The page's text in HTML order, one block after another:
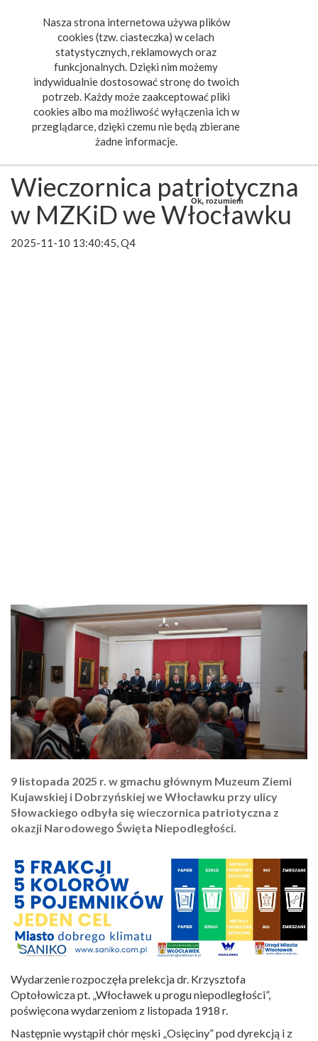
Nasza strona internetowa używa plików
cookies (tzw. ciasteczka) w celach
statystycznych, reklamowych oraz
funkcjonalnych. Dzięki nim możemy
indywidualnie dostosować stronę do twoich
potrzeb. Każdy może zaakceptować pliki
cookies albo ma możliwość wyłączenia ich w
przeglądarce, dzięki czemu nie będą zbierane
żadne informacje.
Ok, rozumiem
Wieczornica patriotyczna
w MZKiD we Włocławku
2025-11-10 13:40:45, Q4
9 listopada 2025 r. w gmachu głównym Muzeum Ziemi
Kujawskiej i Dobrzyńskiej we Włocławku przy ulicy
Słowackiego odbyła się wieczornica patriotyczna z
okazji Narodowego Święta Niepodległości.
Wydarzenie rozpoczęła prelekcja dr. Krzysztofa
Optołowicza pt. „Włocławek u progu niepodległości”,
poświęcona wydarzeniom z listopada 1918 r.
Następnie wystąpił chór męski „Osięciny” pod dyrekcją i z